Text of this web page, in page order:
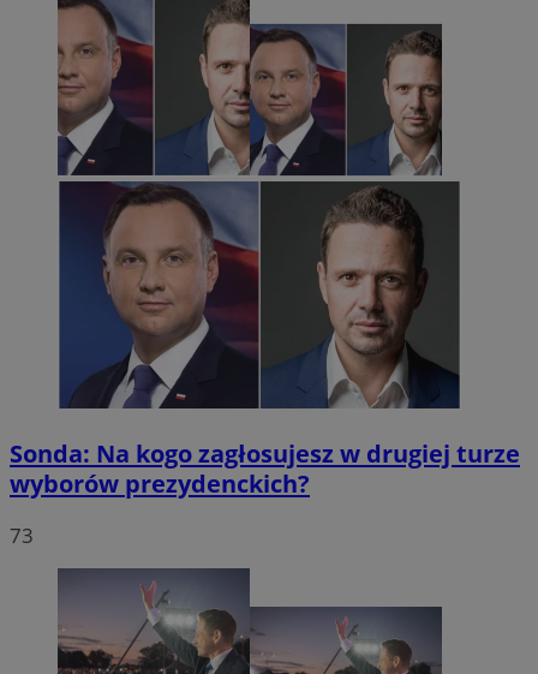
Sonda: Na kogo zagłosujesz w drugiej turze
wyborów prezydenckich?
73